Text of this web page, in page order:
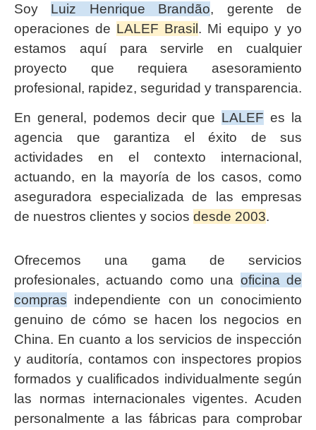
Soy Luiz Henrique Brandão, gerente de
operaciones de LALEF Brasil. Mi equipo y yo
estamos aquí para servirle en cualquier
proyecto que requiera asesoramiento
profesional, rapidez, seguridad y transparencia.
En general, podemos decir que LALEF es la
agencia que garantiza el éxito de sus
actividades en el contexto internacional,
actuando, en la mayoría de los casos, como
aseguradora especializada de las empresas
de nuestros clientes y socios desde 2003.
Ofrecemos una gama de servicios
profesionales, actuando como una oficina de
compras independiente con un conocimiento
genuino de cómo se hacen los negocios en
China. En cuanto a los servicios de inspección
y auditoría, contamos con inspectores propios
formados y cualificados individualmente según
las normas internacionales vigentes. Acuden
personalmente a las fábricas para comprobar